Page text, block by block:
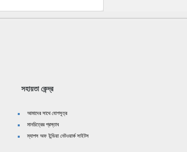
সহায়তা কেন্দ্র
আমাদের সাথে যোগসূত্র
মানচিত্রের প্রস্তাব
ম্যাপস অফ ইন্ডিয়া নেটওয়ার্ক সাইটস